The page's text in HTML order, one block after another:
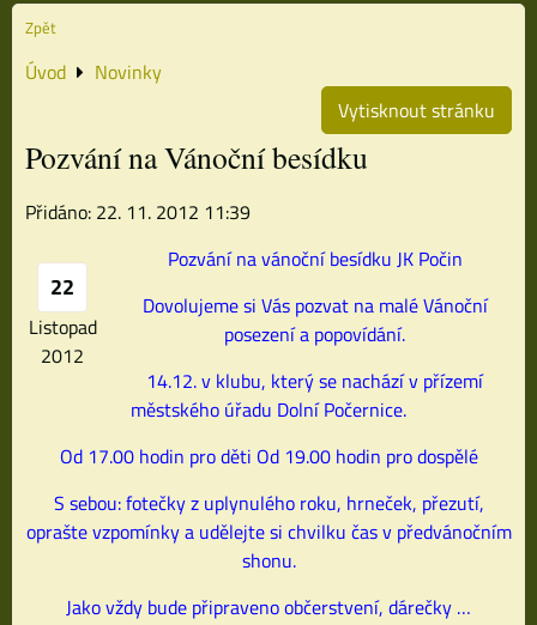
Zpět
Úvod
Novinky
Vytisknout stránku
Pozvání na Vánoční besídku
Přidáno: 22. 11. 2012 11:39
22
Listopad
2012
Pozvání na vánoční besídku JK Počin
Dovolujeme si Vás pozvat na malé Vánoční
posezení a popovídání.
14.12. v klubu, který se nachází v přízemí
městského úřadu Dolní Počernice.
Od 17.00 hodin pro děti Od 19.00 hodin pro dospělé
S sebou: fotečky z uplynulého roku, hrneček, přezutí,
oprašte vzpomínky a udělejte si chvilku čas v předvánočním
shonu.
Jako vždy bude připraveno občerstvení, dárečky …